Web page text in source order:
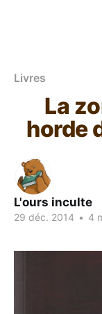
Livres
La
horde
L'ours inculte
29 déc. 2014 • 4